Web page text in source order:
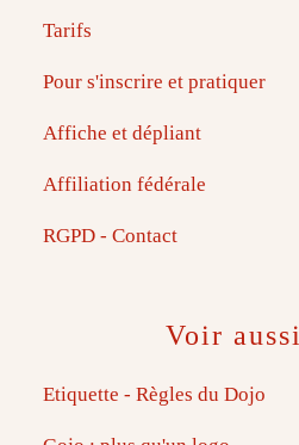
Tarifs
Pour s'inscrire et pratiquer
Affiche et dépliant
Affiliation fédérale
RGPD - Contact
Voir aussi
Etiquette - Règles du Dojo